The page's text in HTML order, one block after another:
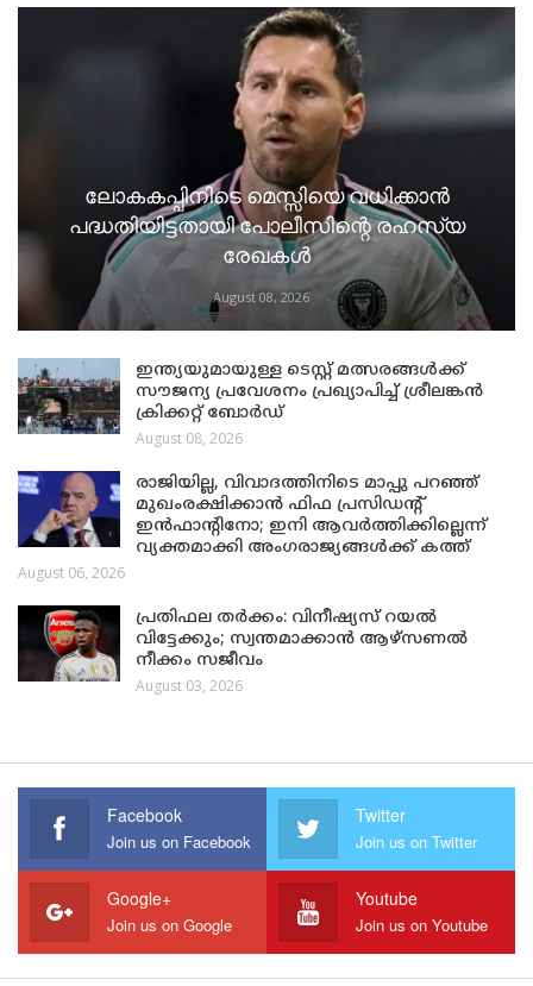
ലോകകപ്പിനിടെ മെസ്സിയെ വധിക്കാൻ
പദ്ധതിയിട്ടതായി പോലീസിന്റെ രഹസ്യ
രേഖകൾ
August 08, 2026
ഇന്ത്യയുമായുള്ള ടെസ്റ്റ് മത്സരങ്ങൾക്ക്
സൗജന്യ പ്രവേശനം പ്രഖ്യാപിച്ച് ശ്രീലങ്കൻ
ക്രിക്കറ്റ് ബോർഡ്
August 08, 2026
രാജിയില്ല, വിവാദത്തിനിടെ മാപ്പു പറഞ്ഞ്
മുഖംരക്ഷിക്കാൻ ഫിഫ പ്രസിഡന്റ്
ഇൻഫാന്റിനോ; ഇനി ആവർത്തിക്കില്ലെന്ന്
വ്യക്തമാക്കി അംഗരാജ്യങ്ങൾക്ക് കത്ത്
August 06, 2026
പ്രതിഫല തർക്കം: വിനീഷ്യസ് റയൽ
വിട്ടേക്കും; സ്വന്തമാക്കാൻ ആഴ്സണൽ
നീക്കം സജീവം
August 03, 2026
Facebook
Join us on Facebook
Twitter
Join us on Twitter
Google+
Join us on Google
Youtube
Join us on Youtube